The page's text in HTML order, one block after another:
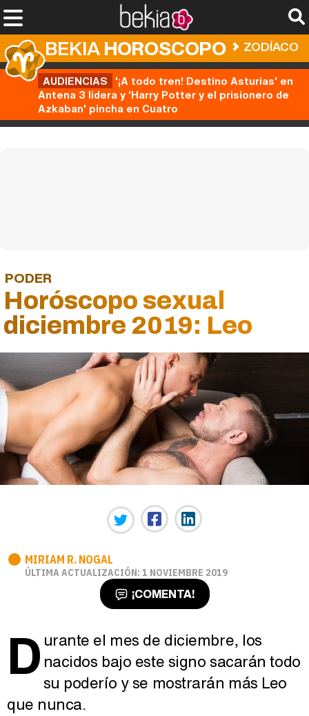
BEKIAHOROSCOPO ZODÍACO
AUDIENCIAS '¡A todo tren! Destino Asturias' en
Antena 3 lidera y 'Harry Potter y el prisionero de
Azkaban' pincha en Cuatro
PODER
Horóscopo sexual
diciembre 2019: Leo
MIRIAM R. NOGAL
ÚLTIMA ACTUALIZACIÓN: 1 NOVIEMBRE 2019
¡COMENTA!
D urante el mes de diciembre, los
nacidos bajo este signo sacarán todo
su poderío y se mostrarán más Leo
que nunca.